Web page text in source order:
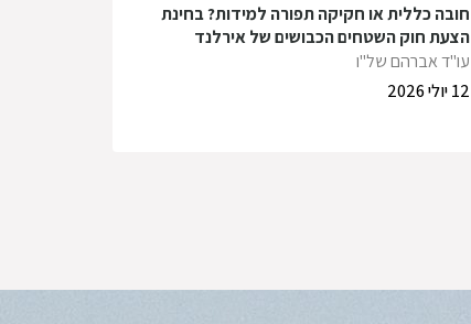
חובה כללית או חקיקה תפורה למידות? בחינת
הצעת חוק השטחים הכבושים של אירלנד
עו"ד אברהם של"ו
12 יולי 2026